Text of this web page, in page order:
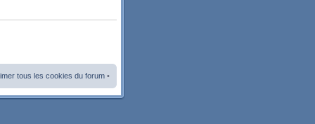
tous les cookies du forum •